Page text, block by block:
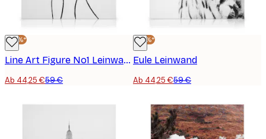
-25%*
Line Art Figure No1 Leinwand
Ab 44,25 €59 €
-25%*
Eule Leinwand
Ab 44,25 €59 €